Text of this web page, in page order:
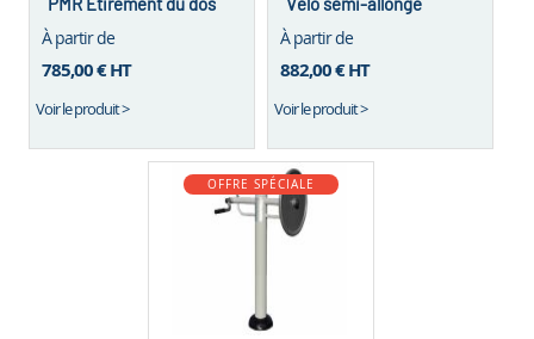
À partir de
785,00 €HT
Voir le produit >
À partir de
882,00 €HT
Voir le produit >
OFFRE SPÉCIALE